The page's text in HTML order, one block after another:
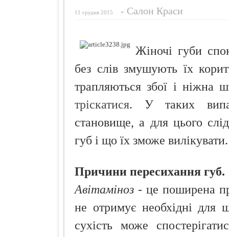
11 грудня 2015 - Салон Краси
Жіночі губи
без слів змушують їх
трапляються збої і ніжна
тріскатися. У таких
становище, а для цього
губ і що їх зможе вилікувати.
Причини пересихання губ.
Авітаміноз - це поширена
не отримує необхідні
сухість може